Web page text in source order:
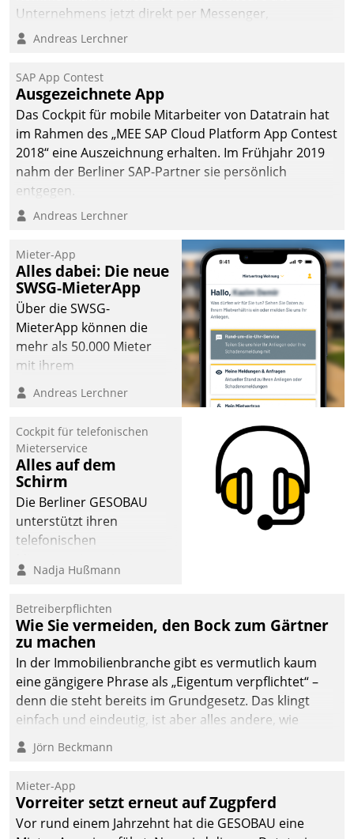
bewährte und Startup-
agile Projektmethoden.
Unternehmens jetzt direkt per Messenger,
Mitarbeiter oder Dienstleister empfangen oder
Andreas Lerchner
SAP App Contest
Ausgezeichnete App
Das Cockpit für mobile Mitarbeiter von Datatrain hat
im Rahmen des „MEE SAP Cloud Platform App Contest
2018“ eine Auszeichnung erhalten. Im Frühjahr 2019
nahm der Berliner SAP-Partner sie persönlich
entgegen.
Andreas Lerchner
Mieter-App
Alles dabei: Die neue
SWSG-MieterApp
Über die SWSG-
MieterApp können die
mehr als 50.000 Mieter
mit ihrem
Wohnungsunternehmen
kommunizieren, auf dem
einsehen und ändern
oder
Schadensmeldungen
abgeben – rund um die
Uhr.
Andreas Lerchner
Cockpit für telefonischen
Mieterservice
Alles auf dem
Schirm
Die Berliner GESOBAU
unterstützt ihren
telefonischen
digitalen Cockpit, das
passende Fragen und
Schlagworte auswirft.
Eine intuitive
Dialogführung ermöglicht
dem externen
Serviceteam, Anrufe von
Mietenden zügiger und
effizienter zu bearbeiten.
Nadja Hußmann
Betreiberpflichten
Wie Sie vermeiden, den Bock zum Gärtner
zu machen
In der Immobilienbranche gibt es vermutlich kaum
eine gängigere Phrase als „Eigentum verpflichtet“ –
denn die steht bereits im Grundgesetz. Das klingt
einfach und eindeutig, ist aber alles andere, wie
Branchenbeschäftigte wissen. Denn mit der
Verantwortung folgen Verpflichtungen.
Jörn Beckmann
Mieter-App
Vorreiter setzt erneut auf Zugpferd
Vor rund einem Jahrzehnt hat die GESOBAU eine